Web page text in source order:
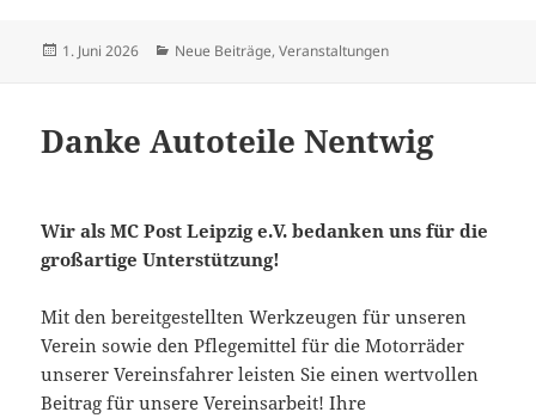
Veröffentlicht
1. Juni 2026 Kategorien
Neue Beiträge,Veranstaltungen
Danke Autoteile Nentwig
Wir als MC Post Leipzig e.V. bedanken uns für die
großartige Unterstützung!
Mit den bereitgestellten Werkzeugen für unseren
Verein sowie den Pflegemittel für die Motorräder
unserer Vereinsfahrer leisten Sie einen wertvollen
Beitrag für unsere Vereinsarbeit! Ihre